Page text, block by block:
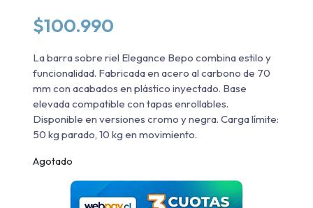
$100.990
La barra sobre riel Elegance Bepo combina estilo y
funcionalidad. Fabricada en acero al carbono de 70
mm con acabados en plástico inyectado. Base
elevada compatible con tapas enrollables.
Disponible en versiones cromo y negra. Carga límite:
50 kg parado, 10 kg en movimiento.
Agotado